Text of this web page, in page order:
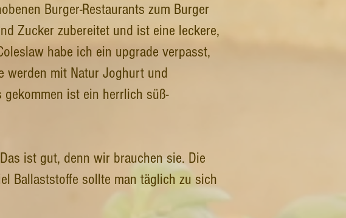
Burger-Restaurants zum Burger
Zucker zubereitet und ist eine leckere,
habe ich ein upgrade verpasst,
werden mit Natur Joghurt und
ist ein herrlich süß-
ist gut, denn wir brauchen sie. Die
Ballaststoffe sollte man täglich zu sich